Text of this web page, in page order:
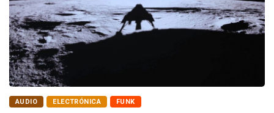
AUDIO ELECTRÓNICA FUNK